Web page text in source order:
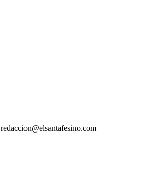
redaccion@elsantafesino.com